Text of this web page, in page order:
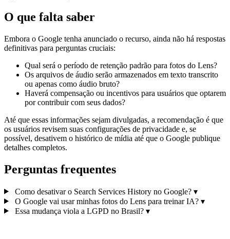
O que falta saber
Embora o Google tenha anunciado o recurso, ainda não há respostas
definitivas para perguntas cruciais:
Qual será o período de retenção padrão para fotos do Lens?
Os arquivos de áudio serão armazenados em texto transcrito
ou apenas como áudio bruto?
Haverá compensação ou incentivos para usuários que optarem
por contribuir com seus dados?
Até que essas informações sejam divulgadas, a recomendação é que
os usuários revisem suas configurações de privacidade e, se
possível, desativem o histórico de mídia até que o Google publique
detalhes completos.
Perguntas frequentes
Como desativar o Search Services History no Google? ▾
O Google vai usar minhas fotos do Lens para treinar IA? ▾
Essa mudança viola a LGPD no Brasil? ▾